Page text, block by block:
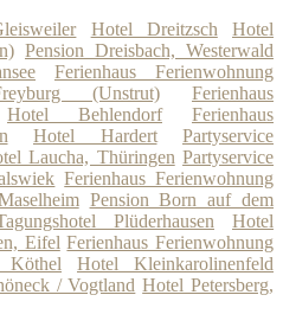
Hotel Dreitzsch
Hotel
Pension Dreisbach, Westerwald
Ferienhaus Ferienwohnung
(Unstrut)
Ferienhaus
Hotel Behlendorf
Ferienhaus
Hotel Hardert
Partyservice
Laucha, Thüringen Partyservice
Ferienhaus Ferienwohnung
Pension Born auf dem
Plüderhausen
Hotel
Eifel Ferienhaus Ferienwohnung
Köthel
Hotel Kleinkarolinenfeld
/ Vogtland Hotel Petersberg,